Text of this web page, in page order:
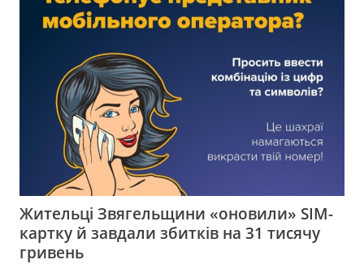
Жительці Звягельщини «оновили» SIM-
картку й завдали збитків на 31 тисячу
гривень